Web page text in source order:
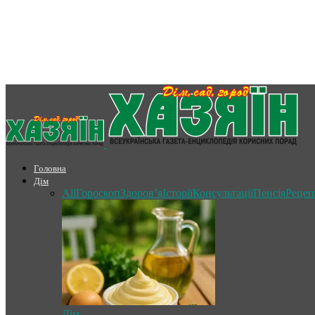
Головна
Дім
AllГороскопЗдоров’яІсторіїКонсультаціїПенсія